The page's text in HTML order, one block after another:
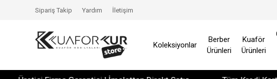
Sipariş Takip Yardım İletişim
Koleksiyonlar
Berber
Ürünleri
Kuaför
Ürünleri